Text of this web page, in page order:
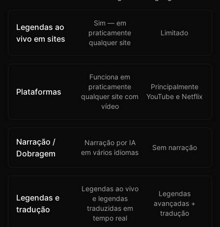
Legendas ao
vivo em sites
Sim — em
praticamente
qualquer site
Limitado
Plataformas
Funciona em
praticamente
qualquer site com
vídeo
Principalmente
YouTube e Netflix
Narração /
Dobragem
Narração por IA
em vários idiomas
Sem narração
Legendas e
tradução
Legendas ao vivo
e legendas
traduzidas em
tempo real
Legendas
avançadas +
tradução